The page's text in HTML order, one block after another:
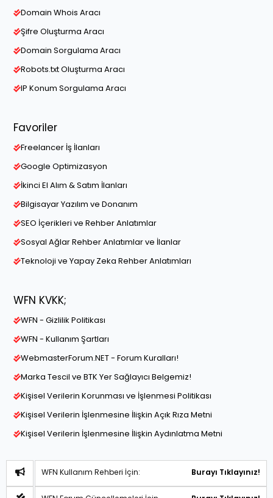
Domain Whois Aracı
Şifre Oluşturma Aracı
Domain Sorgulama Aracı
Robots.txt Oluşturma Aracı
IP Konum Sorgulama Aracı
Favoriler
Freelancer İş İlanları
Google Optimizasyon
İkinci El Alım & Satım İlanları
Bilgisayar Yazılım ve Donanım
SEO İçerikleri ve Rehber Anlatımlar
Sosyal Ağlar Rehber Anlatımlar ve İlanlar
Teknoloji ve Yapay Zeka Rehber Anlatımları
WFN KVKK;
WFN - Gizlilik Politikası
WFN - Kullanım Şartları
WebmasterForum.NET - Forum Kuralları!
Marka Tescil ve BTK Yer Sağlayıcı Belgemiz!
Kişisel Verilerin Korunması ve İşlenmesi Politikası
Kişisel Verilerin İşlenmesine İlişkin Açık Rıza Metni
Kişisel Verilerin İşlenmesine İlişkin Aydınlatma Metni
WFN Kullanım Rehberi İçin: Burayı Tıklayınız!